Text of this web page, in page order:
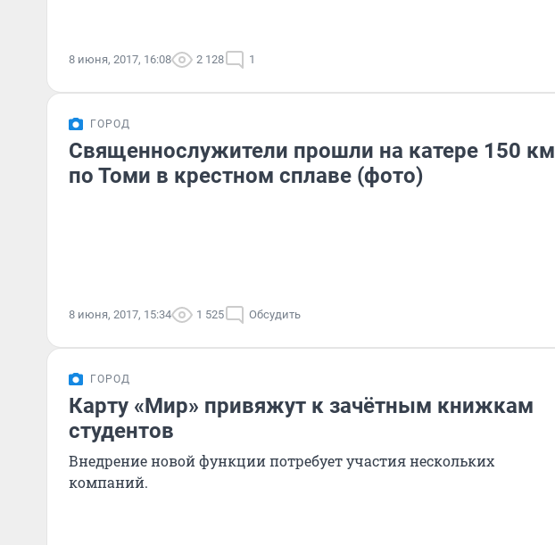
8 июня, 2017, 16:08 2 128 1
ГОРОД
Священнослужители прошли на катере 150 км
по Томи в крестном сплаве (фото)
8 июня, 2017, 15:34 1 525 Обсудить
ГОРОД
Карту «Мир» привяжут к зачётным книжкам
студентов
Внедрение новой функции потребует участия нескольких
компаний.